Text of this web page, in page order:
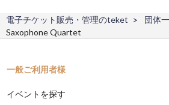
電子チケット販売・管理のteket 団体
Saxophone Quartet
一般ご利用者様
イベントを探す